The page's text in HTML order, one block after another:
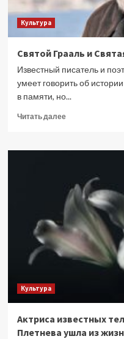
Культура
Святой Грааль и
Известный писатель и
умеет говорить об
в памяти, но...
Читать далееПрочитать
Святой
Святая
Русь
Культура
Актриса известных
Плетнева ушла из